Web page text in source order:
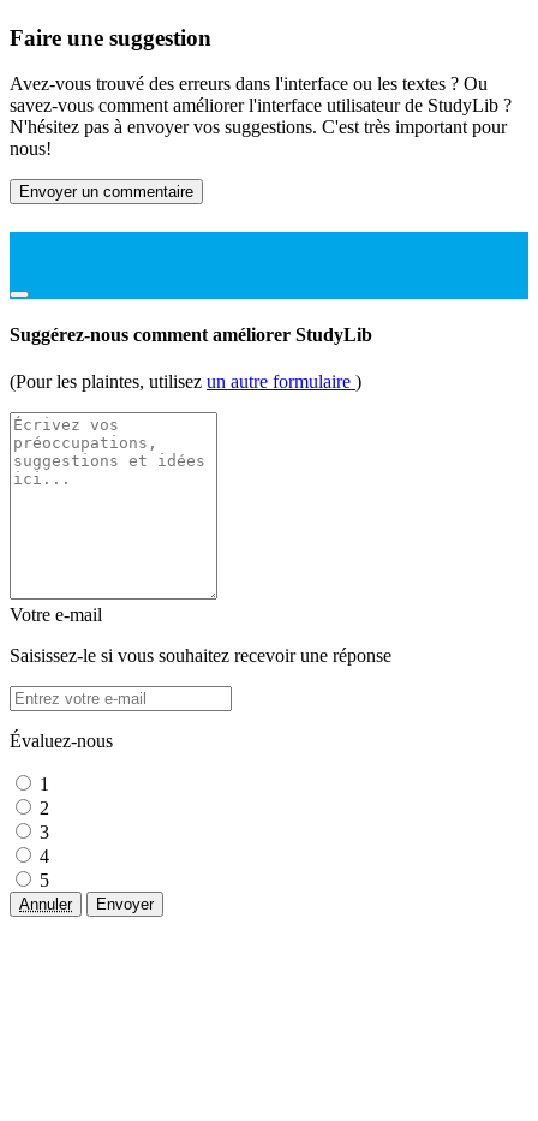
Faire une suggestion
Avez-vous trouvé des erreurs dans l'interface ou les textes ? Ou
savez-vous comment améliorer l'interface utilisateur de StudyLib ?
N'hésitez pas à envoyer vos suggestions. C'est très important pour
nous!
Envoyer un commentaire
Suggérez-nous comment améliorer StudyLib
(Pour les plaintes, utilisez un autre formulaire )
Votre e-mail
Saisissez-le si vous souhaitez recevoir une réponse
Évaluez-nous
1
2
3
4
5
Annuler Envoyer